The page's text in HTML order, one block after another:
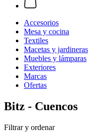
Accesorios
Mesa y cocina
Textiles
Macetas y jardineras
Muebles y lámparas
Exteriores
Marcas
Ofertas
Bitz - Cuencos
Filtrar y ordenar